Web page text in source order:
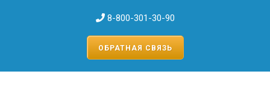
8-800-301-30-90
ОБРАТНАЯ СВЯЗЬ